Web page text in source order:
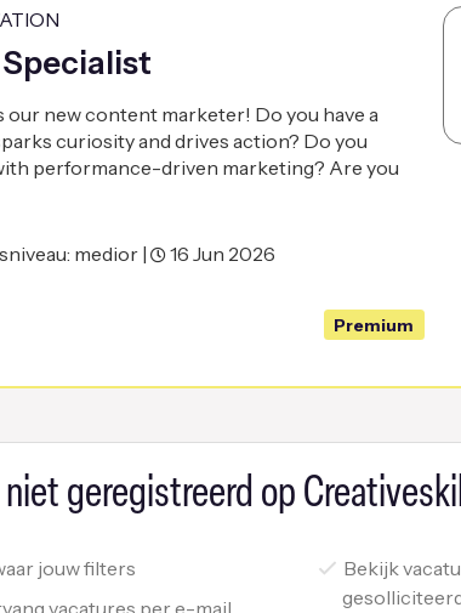
new content marketer! Do you have a
curiosity and drives action? Do you
performance-driven marketing? Are you
medior | 16 Jun 2026
Premium
niet geregistreerd op
jouw filters
Bekijk